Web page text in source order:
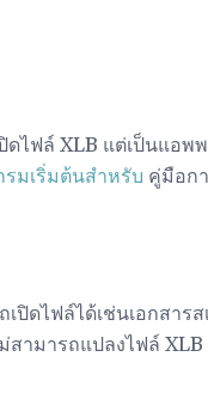
ไฟล์ XLB แต่เป็นแอ
รมเริ่มต้นสำหรับ คู่มือก
ปิดไฟล์ได้เช่นเอกสาร
มารถแปลงไฟล์ XLB